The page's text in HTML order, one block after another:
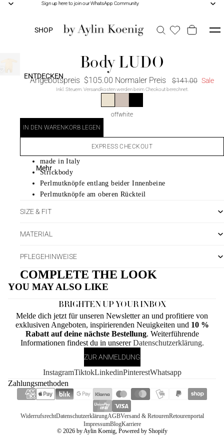
Sign up here to join our WhatsApp Community
Sign up here to join our WhatsApp Community
SHOP
ENTDECKEN
Mehr
Body LUDO
Angebotspreis $105.00 Normaler Preis $141.00 Sale
Inkl. Steuern. Versandkosten werden beim Checkout berechnet.
offwhite
IN DEN WARENKORB LEGEN
EXPRESS CHECKOUT
made in Italy
Strickbody
Perlmutknöpfe entlang beider Innenbeine
Perlmutknöpfe am oberen Rückteil
SIZE & FIT
MATERIAL
PFLEGEHINWEISE
COMPLETE THE LOOK
YOU MAY ALSO LIKE
BRIGHTEN UP YOUR INBOX
Melde dich jetzt für unseren Newsletter an und profitiere von
exklusiven Angeboten, inspirierenden Neuigkeiten und 10 %
Rabatt auf deine nächste Bestellung. Weiterführende
Informationen findest du in unsererDatenschutzerklärung.
ZUR ANMELDUNG
InstagramTiktokLinkedinPinterestWhatsapp
Zahlungsmethoden
WiderrufsrechtDatenschutzerklärungAGBVersand & RetourenRetourenportal
ImpressumBlogKarriere
© 2026 by Aylin Koenig, Powered by Shopify